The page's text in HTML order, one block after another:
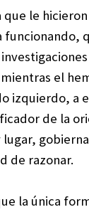
que le
funcionando,
el
izquierdo, a
de la
de razonar.
la única